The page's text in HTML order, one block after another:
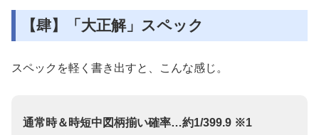
【肆】「大正解」スペック
スペックを軽く書き出すと、こんな感じ。
通常時＆時短中図柄揃い確率…約1/399.9 ※1